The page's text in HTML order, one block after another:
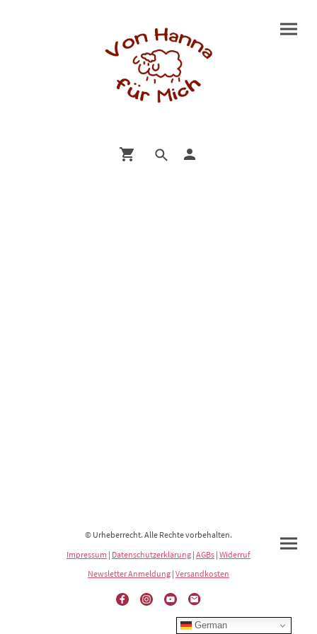
© Urheberrecht. Alle Rechte vorbehalten.
Impressum | Datenschutzerklärung | AGBs | Widerruf
Newsletter Anmeldung | Versandkosten
German